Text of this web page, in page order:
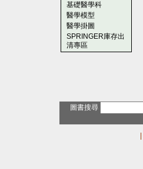
基礎醫學科
醫學模型
醫學掛圖
SPRINGER庫存出
清專區
圖書搜尋